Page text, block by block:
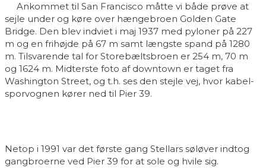
Ankommet til San Francisco måtte vi både prøve at
sejle under og køre over hængebroen Golden Gate
Bridge. Den blev indviet i maj 1937 med pyloner på 227
m og en frihøjde på 67 m samt længste spand på 1280
m. Tilsvarende tal for Storebæltsbroen er 254 m, 70 m
og 1624 m. Midterste foto af downtown er taget fra
Washington Street, og t.h. ses den stejle vej, hvor kabel-
sporvognen kører ned til Pier 39.
Netop i 1991 var det første gang Stellars søløver indtog
gangbroerne ved Pier 39 for at sole og hvile sig.